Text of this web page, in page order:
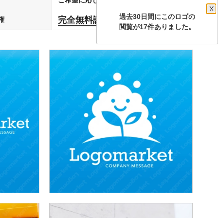
完全無料譲渡 します
過去30日間にこのロゴの
X
閲覧が17件ありました。